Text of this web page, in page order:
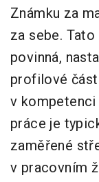
Známku za
za sebe.
povinná,
profilové
v
práce je
zaměřené
v pracovním